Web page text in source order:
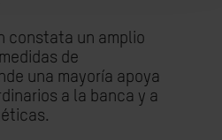
constata un amplio
de
una mayoría apoya
a la banca y a